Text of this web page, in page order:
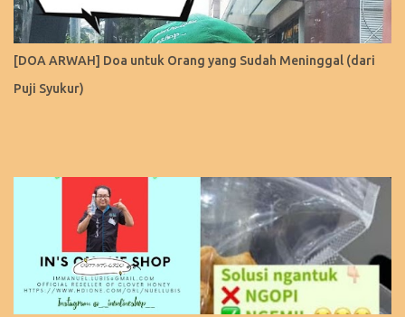
[DOA ARWAH] Doa untuk Orang yang Sudah Meninggal (dari
Puji Syukur)